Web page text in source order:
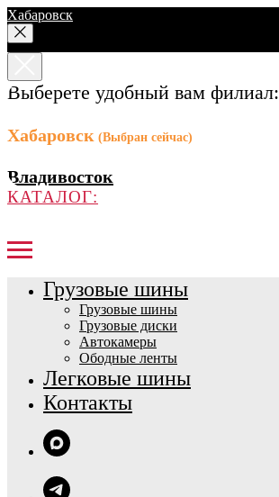
Хабаровск
Выберете удобный вам филиал:
Хабаровск (Выбран сейчас)
Владивосток
КАТАЛОГ:
Грузовые шины
Грузовые шины
Грузовые диски
Автокамеры
Ободные ленты
Легковые шины
Контакты